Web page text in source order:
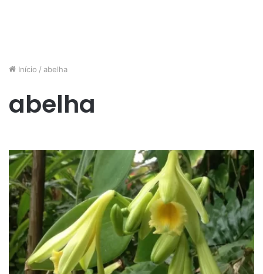
Início / abelha
abelha